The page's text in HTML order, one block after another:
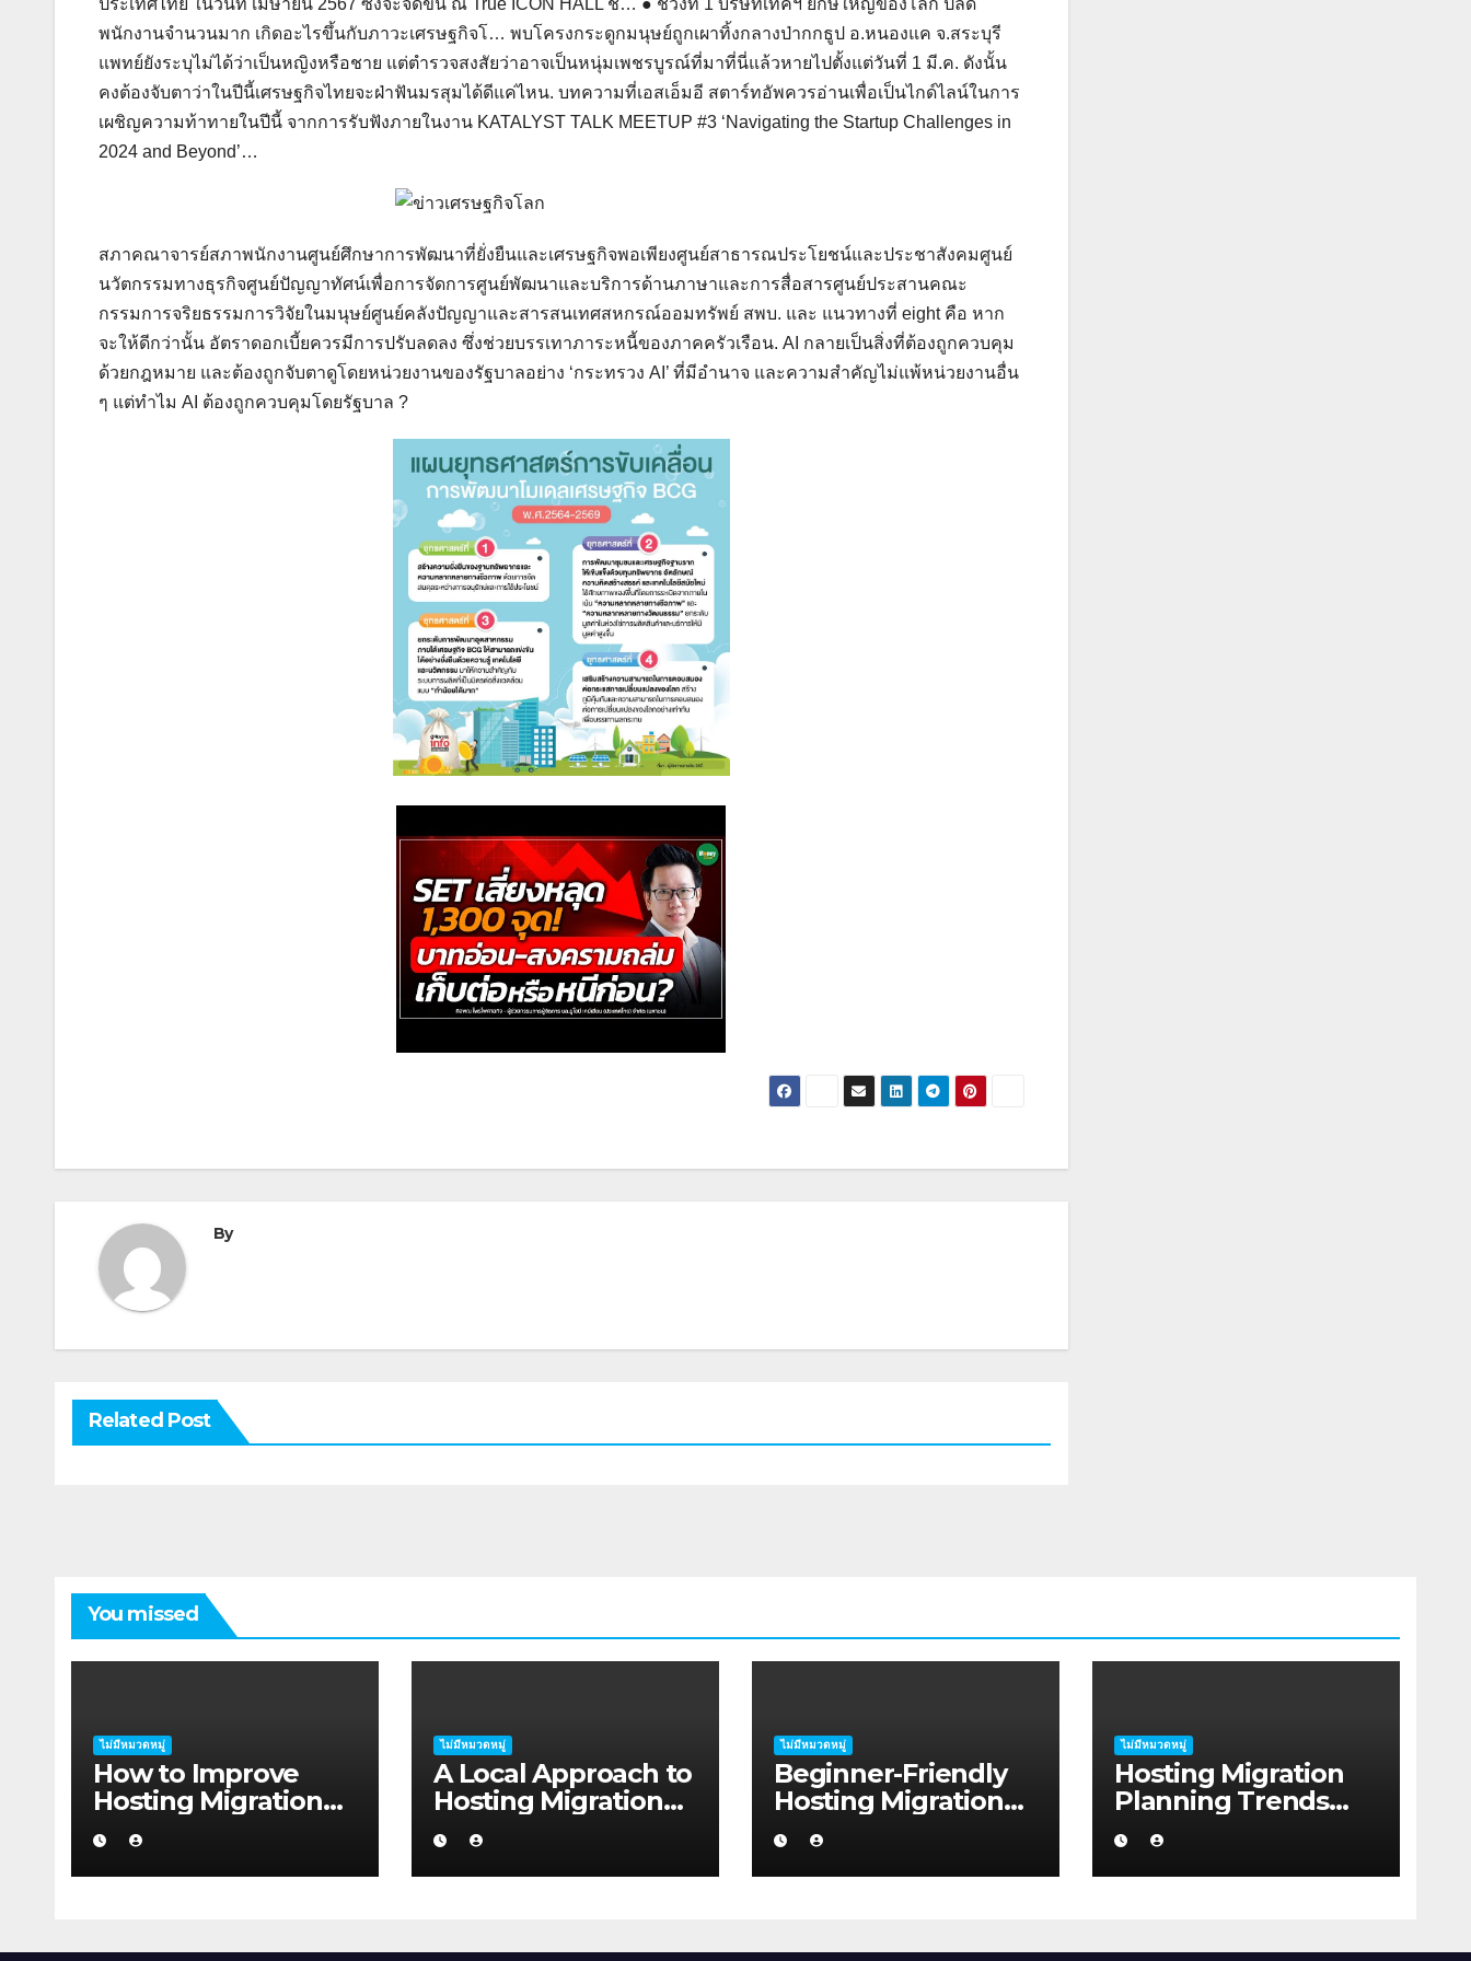
พนักงานจำนวนมาก เกิดอะไรขึ้นกับภาวะเศรษฐกิจโ… พบโครงกระดูกมนุษย์ถูกเผาทิ้งกลางป่ากกธูป อ.หนองแค จ.สระบุรี
แพทย์ยังระบุไม่ได้ว่าเป็นหญิงหรือชาย แต่ตำรวจสงสัยว่าอาจเป็นหนุ่มเพชรบูรณ์ที่มาที่นี่แล้วหายไปตั้งแต่วันที่ 1 มี.ค. ดังนั้น
คงต้องจับตาว่าในปีนี้เศรษฐกิจไทยจะฝ่าฟันมรสุมได้ดีแค่ไหน. บทความที่เอสเอ็มอี สตาร์ทอัพควรอ่านเพื่อเป็นไกด์ไลน์ในการ
เผชิญความท้าทายในปีนี้ จากการรับฟังภายในงาน KATALYST TALK MEETUP #3 ‘Navigating the Startup Challenges in
2024 and Beyond’…
สภาคณาจารย์สภาพนักงานศูนย์ศึกษาการพัฒนาที่ยั่งยืนและเศรษฐกิจพอเพียงศูนย์สาธารณประโยชน์และประชาสังคมศูนย์
นวัตกรรมทางธุรกิจศูนย์ปัญญาทัศน์เพื่อการจัดการศูนย์พัฒนาและบริการด้านภาษาและการสื่อสารศูนย์ประสานคณะ
กรรมการจริยธรรมการวิจัยในมนุษย์ศูนย์คลังปัญญาและสารสนเทศสหกรณ์ออมทรัพย์ สพบ. และ แนวทางที่ eight คือ หาก
จะให้ดีกว่านั้น อัตราดอกเบี้ยควรมีการปรับลดลง ซึ่งช่วยบรรเทาภาระหนี้ของภาคครัวเรือน. AI กลายเป็นสิ่งที่ต้องถูกควบคุม
ด้วยกฎหมาย และต้องถูกจับตาดูโดยหน่วยงานของรัฐบาลอย่าง ‘กระทรวง AI’ ที่มีอำนาจ และความสำคัญไม่แพ้หน่วยงานอื่น
ๆ แต่ทำไม AI ต้องถูกควบคุมโดยรัฐบาล ?
By
Related Post
You missed
ไม่มีหมวดหมู่
How to Improve
Hosting Migration
Planning Without
Wasting Budget in
the Kimberley
ไม่มีหมวดหมู่
A Local Approach to
Hosting Migration
Planning for
Freelancers in
Rockhampton
ไม่มีหมวดหมู่
Beginner-Friendly
Hosting Migration
Planning Advice for
Startup Founders in
Coffs Harbour
ไม่มีหมวดหมู่
Hosting Migration
Planning Trends
Shaping Mandurah
in 2026